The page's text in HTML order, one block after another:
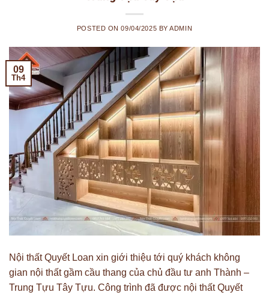
POSTED ON09/04/2025 BYADMIN
09
Th4
Nội thất Quyết Loan xin giới thiệu tới quý khách không
gian nội thất gầm cầu thang của chủ đầu tư anh Thành –
Trung Tựu Tây Tựu. Công trình đã được nội thất Quyết